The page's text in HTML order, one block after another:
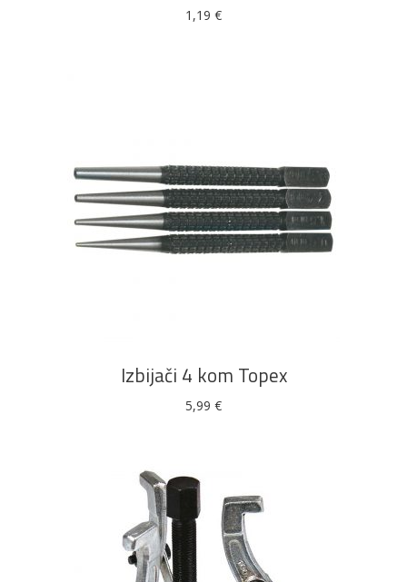
1,19 €
Izbijači 4 kom Topex
5,99 €